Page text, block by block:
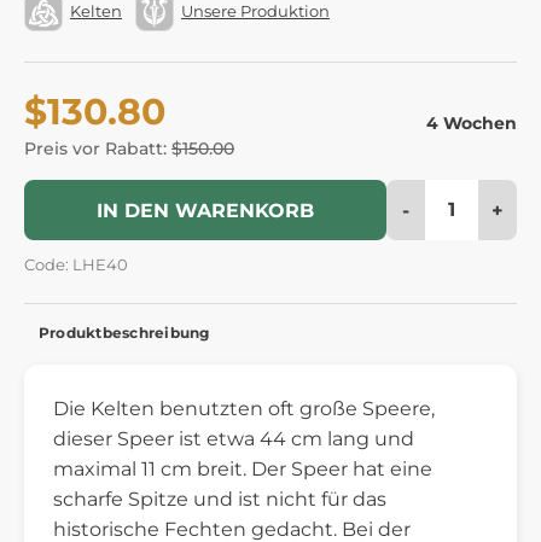
Kelten Unsere Produktion
$130.80
Preis vor Rabatt: $150.00
4 Wochen
IN DEN WARENKORB - +
Code: LHE40
Produktbeschreibung
Die Kelten benutzten oft große Speere,
dieser Speer ist etwa 44 cm lang und
maximal 11 cm breit. Der Speer hat eine
scharfe Spitze und ist nicht für das
historische Fechten gedacht. Bei der